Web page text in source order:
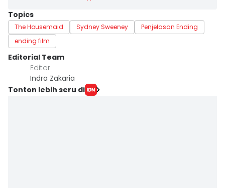
Topics
The Housemaid Sydney Sweeney
Penjelasan Ending
ending film
Editorial Team
Editor
Indra Zakaria
Tonton lebih seru di